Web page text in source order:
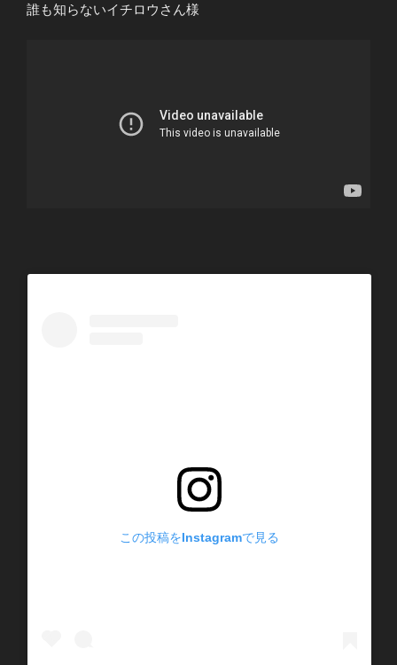
誰も知らないイチロウさん様
この投稿をInstagramで見る